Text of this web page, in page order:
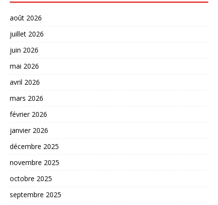
août 2026
juillet 2026
juin 2026
mai 2026
avril 2026
mars 2026
février 2026
janvier 2026
décembre 2025
novembre 2025
octobre 2025
septembre 2025